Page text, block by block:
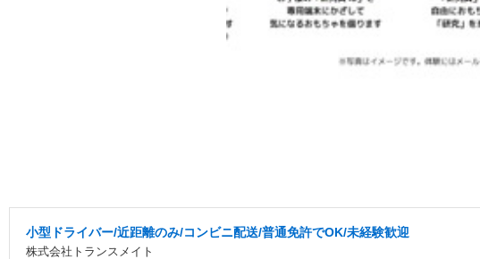
小型ドライバー/近距離のみ/コンビニ配送/普通免許でOK/未経験歓迎
株式会社トランスメイト